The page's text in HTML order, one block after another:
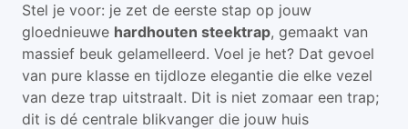
Stel je voor: je zet de eerste stap op jouw
gloednieuwe hardhouten steektrap, gemaakt van
massief beuk gelamelleerd. Voel je het? Dat gevoel
van pure klasse en tijdloze elegantie die elke vezel
van deze trap uitstraalt. Dit is niet zomaar een trap;
dit is dé centrale blikvanger die jouw huis